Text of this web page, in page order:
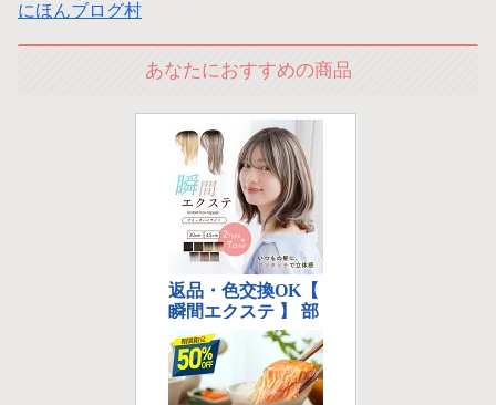
にほんブログ村
あなたにおすすめの商品